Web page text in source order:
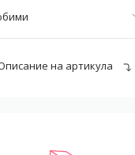
на артикула